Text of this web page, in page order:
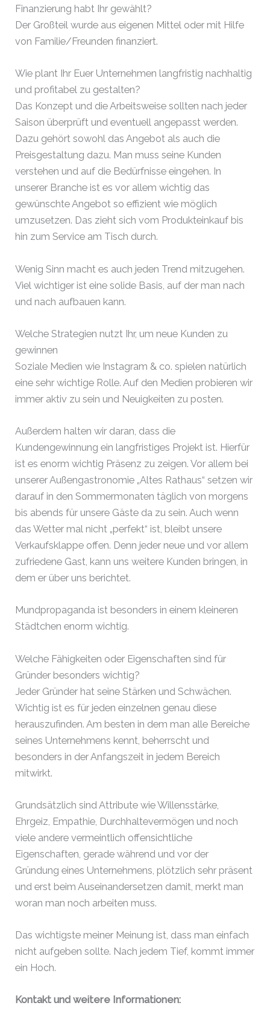
Finanzierung habt Ihr gewählt?
Der Großteil wurde aus eigenen Mittel oder mit Hilfe
von Familie/Freunden finanziert.
Wie plant Ihr Euer Unternehmen langfristig nachhaltig
und profitabel zu gestalten?
Das Konzept und die Arbeitsweise sollten nach jeder
Saison überprüft und eventuell angepasst werden.
Dazu gehört sowohl das Angebot als auch die
Preisgestaltung dazu. Man muss seine Kunden
verstehen und auf die Bedürfnisse eingehen. In
unserer Branche ist es vor allem wichtig das
gewünschte Angebot so effizient wie möglich
umzusetzen. Das zieht sich vom Produkteinkauf bis
hin zum Service am Tisch durch.
Wenig Sinn macht es auch jeden Trend mitzugehen.
Viel wichtiger ist eine solide Basis, auf der man nach
und nach aufbauen kann.
Welche Strategien nutzt Ihr, um neue Kunden zu
gewinnen
Soziale Medien wie Instagram & co. spielen natürlich
eine sehr wichtige Rolle. Auf den Medien probieren wir
immer aktiv zu sein und Neuigkeiten zu posten.
Außerdem halten wir daran, dass die
Kundengewinnung ein langfristiges Projekt ist. Hierfür
ist es enorm wichtig Präsenz zu zeigen. Vor allem bei
unserer Außengastronomie „Altes Rathaus“ setzen wir
darauf in den Sommermonaten täglich von morgens
bis abends für unsere Gäste da zu sein. Auch wenn
das Wetter mal nicht „perfekt“ ist, bleibt unsere
Verkaufsklappe offen. Denn jeder neue und vor allem
zufriedene Gast, kann uns weitere Kunden bringen, in
dem er über uns berichtet.
Mundpropaganda ist besonders in einem kleineren
Städtchen enorm wichtig.
Welche Fähigkeiten oder Eigenschaften sind für
Gründer besonders wichtig?
Jeder Gründer hat seine Stärken und Schwächen.
Wichtig ist es für jeden einzelnen genau diese
herauszufinden. Am besten in dem man alle Bereiche
seines Unternehmens kennt, beherrscht und
besonders in der Anfangszeit in jedem Bereich
mitwirkt.
Grundsätzlich sind Attribute wie Willensstärke,
Ehrgeiz, Empathie, Durchhaltevermögen und noch
viele andere vermeintlich offensichtliche
Eigenschaften, gerade während und vor der
Gründung eines Unternehmens, plötzlich sehr präsent
und erst beim Auseinandersetzen damit, merkt man
woran man noch arbeiten muss.
Das wichtigste meiner Meinung ist, dass man einfach
nicht aufgeben sollte. Nach jedem Tief, kommt immer
ein Hoch.
Kontakt und weitere Informationen: